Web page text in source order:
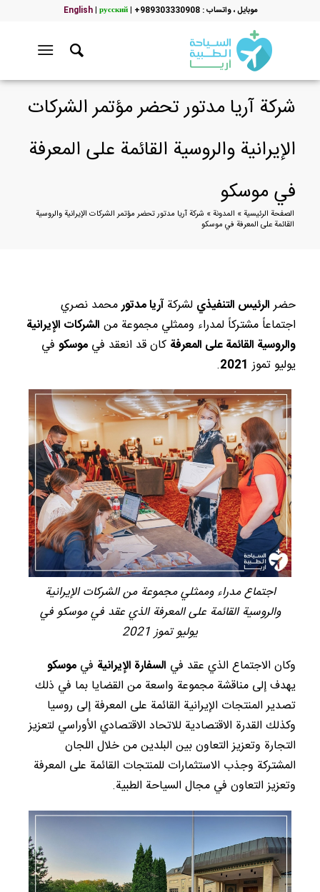
موبایل ، واتساب : 989303330908+ |
English| русский
شركة آريا مدتور تحضر مؤتمر الشركات
الإيرانية والروسية القائمة على المعرفة
في موسكو
الصفحة الرئيسية» المدونة» شركة آريا مدتور تحضر مؤتمر الشركات الإيرانية والروسية
القائمة على المعرفة في موسكو
حضرالرئيس التنفيذي لشركةآريا مدتورمحمد نصري
اجتماعاً مشتركاً لمدراء وممثلي مجموعة من الشركات الإيرانية
والروسية القائمة على المعرفة كان قد انعقد في موسكوفي
يوليو تموز 2021
.
اجتماع مدراء وممثلي مجموعة من الشركات الإيرانية
والروسية القائمة على المعرفة الذي عقد في موسكو في
يوليو تموز 2021
وكان الاجتماع الذي عقد في السفارة الإيرانية في موسكو
يهدف إلى مناقشة مجموعة واسعة من القضايا بما في ذلك
تصدير المنتجات الإيرانية القائمة على المعرفة إلى روسيا
وكذلك القدرة الاقتصادية للاتحاد الاقتصادي الأوراسي لتعزيز
التجارة وتعزيز التعاون بين البلدين من خلال اللجان
المشتركة وجذب الاستثمارات للمنتجات القائمة على المعرفة
وتعزيز التعاون في مجال السياحة الطبية.